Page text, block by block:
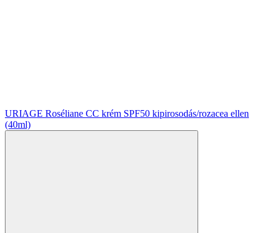
URIAGE Roséliane CC krém SPF50 kipirosodás/rozacea ellen
(40ml)